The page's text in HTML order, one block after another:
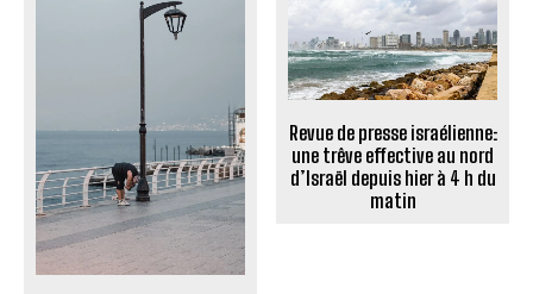
Revue de presse israélienne:
une trêve effective au nord
d’Israël depuis hier à 4 h du
matin